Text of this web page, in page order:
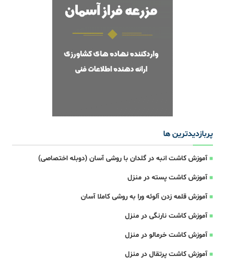
پربازدیدترین ها
آموزش کاشت انبه در گلدان با روشی آسان (دوبله اختصاصی)
آموزش کاشت پسته در منزل
آموزش قلمه زدن آلوئه ورا به روشی کاملا آسان
آموزش کاشت نارنگی در منزل
آموزش کاشت خرمالو در منزل
آموزش کاشت پرتقال در منزل